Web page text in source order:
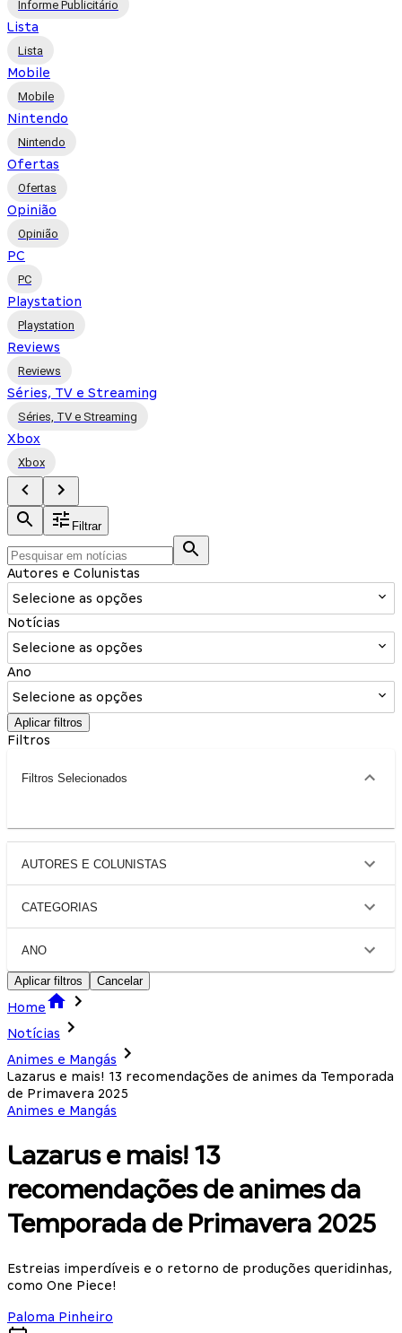
Informe Publicitário
Lista
Lista
Mobile
Mobile
Nintendo
Nintendo
Ofertas
Ofertas
Opinião
Opinião
PC
PC
Playstation
Playstation
Reviews
Reviews
Séries, TV e Streaming
Séries, TV e Streaming
Xbox
Xbox
Filtrar
Autores e Colunistas
Selecione as opções
Notícias
Selecione as opções
Ano
Selecione as opções
Aplicar filtros
Filtros
Filtros Selecionados
AUTORES E COLUNISTAS
CATEGORIAS
ANO
Aplicar filtros Cancelar
Home
Notícias
Animes e Mangás
Lazarus e mais! 13 recomendações de animes da Temporada
de Primavera 2025
Animes e Mangás
Lazarus e mais! 13
recomendações de animes da
Temporada de Primavera 2025
Estreias imperdíveis e o retorno de produções queridinhas,
como One Piece!
Paloma Pinheiro